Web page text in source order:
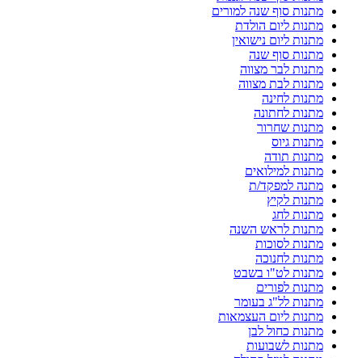
מתנות סוף שנה למורים
מתנות ליום הולדת
מתנות ליום נישואין
מתנות סוף שנה
מתנות לבר מצווה
מתנות לבת מצווה
מתנות לחינה
מתנות לחתונה
מתנות שחרור
מתנות גיוס
מתנות תודה
מתנות למילואים
מתנה למפקד/ת
מתנות לקיץ
מתנות לחג
מתנות לראש השנה
מתנות לסוכות
מתנות לחנוכה
מתנות לט"ו בשבט
מתנות לפורים
מתנות לל"ג בעומר
מתנות ליום העצמאות
מתנות כחול לבן
מתנות לשבועות